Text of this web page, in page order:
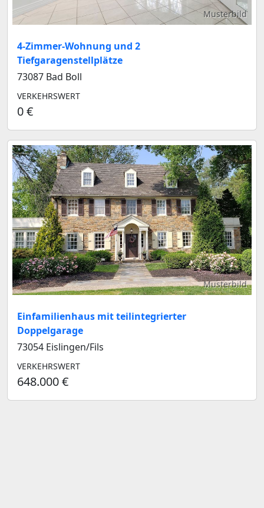
Musterbild
4-Zimmer-Wohnung und 2
Tiefgaragenstellplätze
73087 Bad Boll
VERKEHRSWERT
0 €
Musterbild
Einfamilienhaus mit teilintegrierter
Doppelgarage
73054 Eislingen/Fils
VERKEHRSWERT
648.000 €